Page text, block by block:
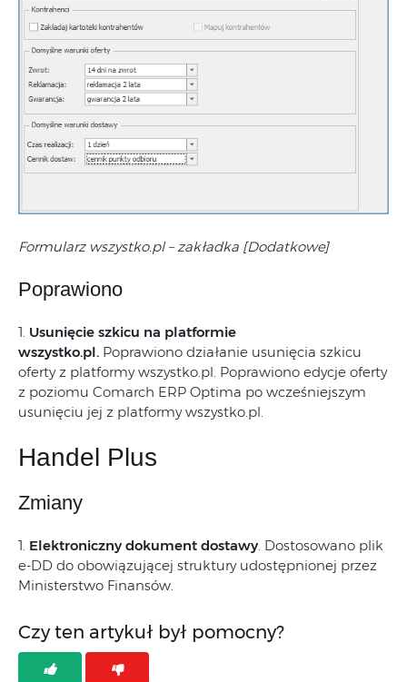
Formularz wszystko.pl – zakładka [Dodatkowe]
Poprawiono
1. Usunięcie szkicu na platformie
wszystko.pl. Poprawiono działanie usunięcia szkicu
oferty z platformy wszystko.pl. Poprawiono edycje oferty
z poziomu Comarch ERP Optima po wcześniejszym
usunięciu jej z platformy wszystko.pl.
Handel Plus
Zmiany
1. Elektroniczny dokument dostawy. Dostosowano plik
e-DD do obowiązującej struktury udostępnionej przez
Ministerstwo Finansów.
Czy ten artykuł był pomocny?